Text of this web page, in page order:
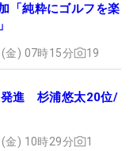
「純粋にゴルフを楽
金) 07時15分 19
発進 杉浦悠太20位/
金) 10時29分 1